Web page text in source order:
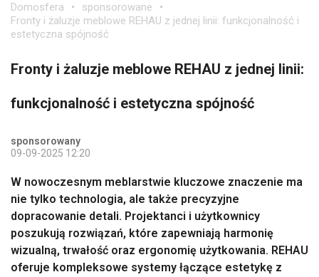
Domosfera
sponsorowane
Fronty i żaluzje meblowe REHAU z jednej linii: funkcjonalność i
estetyczna spójność
Fronty i żaluzje meblowe REHAU z jednej linii:
funkcjonalność i estetyczna spójność
sponsorowany
09-09-2025 12:20
W nowoczesnym meblarstwie kluczowe znaczenie ma
nie tylko technologia, ale także precyzyjne
dopracowanie detali. Projektanci i użytkownicy
poszukują rozwiązań, które zapewniają harmonię
wizualną, trwałość oraz ergonomię użytkowania. REHAU
oferuje kompleksowe systemy łączące estetykę z